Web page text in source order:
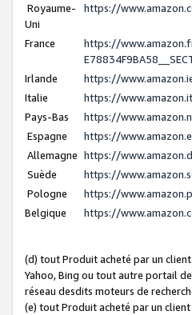
Royaume-
Uni
https://
France
https://
Irlande
https://
Italie
https://
Pays-Bas
https://
Espagne
https://
Allemagne https://
Suède
https://
Pologne
https://
Belgique
https://
(d) tout Produit acheté par un
Yahoo, Bing ou tout autre portail
réseau desdits moteurs de
(e) tout Produit acheté par un